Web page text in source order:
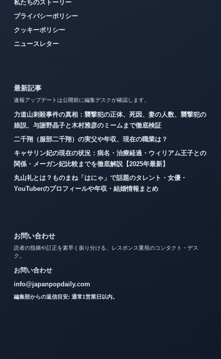
私たちのストーリー
プライバシーポリシー
クッキーポリシー
ニュースレター
最新記事
速報アップデートは公開前に編集デスクが確認します。
力道山刺殺事件の真相：襲撃犯の正体、死因、妻の人数、襲撃犯の
娘説、与謝野晶子と木村雅彦のミームまで徹底検証
二千翔（服部二千翔）の実父や年収、現在の職業は？
キャサリン妃の現在の状況：病名・治療経過・ウィリアム王子との
関係・メーガン妃比較までを徹底解説【2025年最新】
丸山礼とは？ものまね「はにゃ」で話題のタレント・女優・
YouTuberのプロフィールや年収・結婚情報まとめ
お問い合わせ
読者の指摘や訂正を素早く振り分ける、レスポンス重視のコンタクト・デス
ク。
お問い合わせ
info@japanpopdaily.com
編集部からの返信目安: 通常1営業日以内。